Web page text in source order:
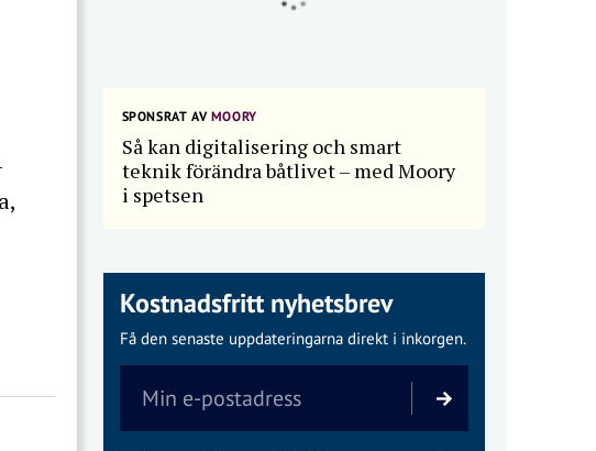
SPONSRAT AVMOORY
Så kan digitalisering och smart
teknik förändra båtlivet – med Moory
i spetsen
Kostnadsfritt nyhetsbrev
Få den senaste uppdateringarna direkt i inkorgen.